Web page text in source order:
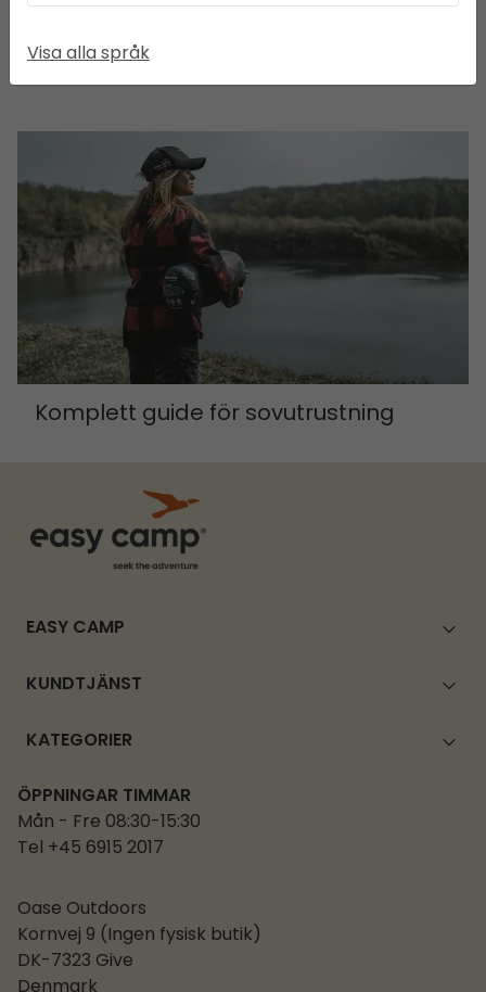
Väsentliga produkter
Komplett guide för sovutrustning
EASY CAMP
KUNDTJÄNST
KATEGORIER
ÖPPNINGAR TIMMAR
Mån - Fre 08:30-15:30
Tel +45 6915 2017
Oase Outdoors
Kornvej 9 (Ingen fysisk butik)
DK-7323 Give
Visa alla språk